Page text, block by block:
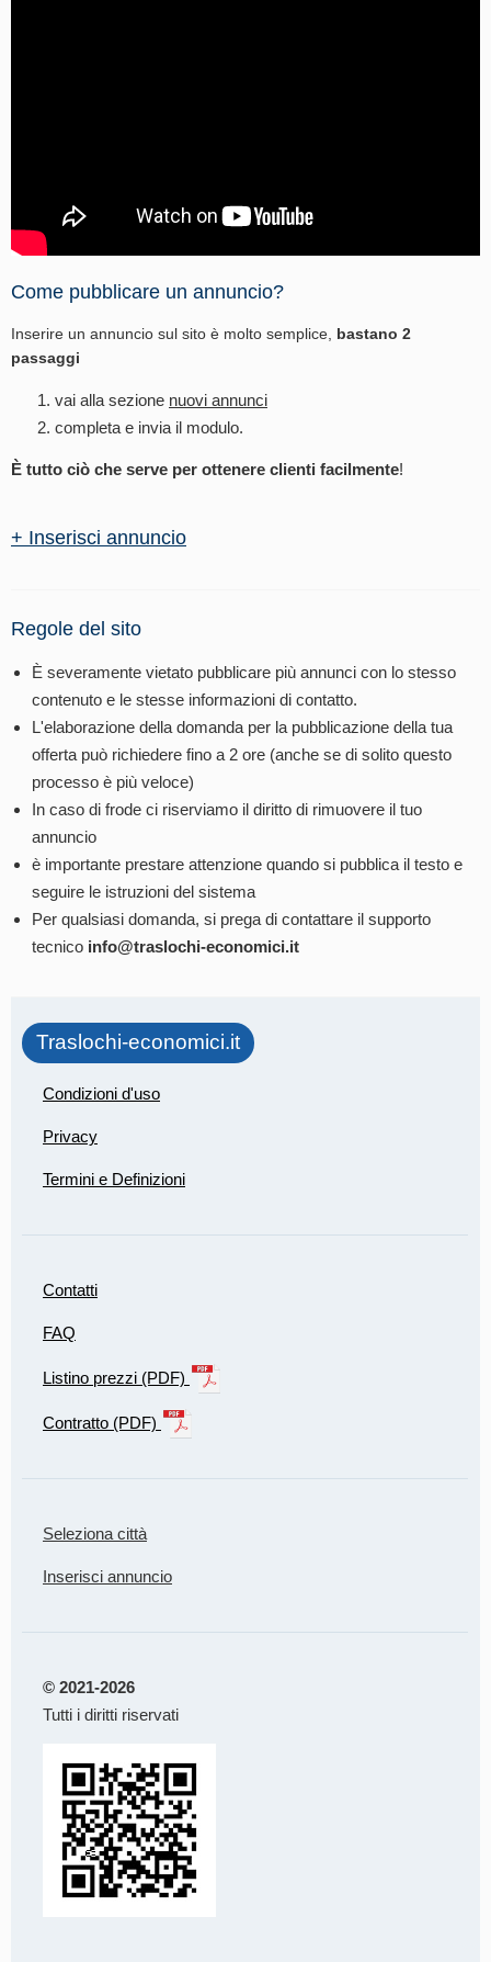
Come pubblicare un annuncio?
Inserire un annuncio sul sito è molto semplice, bastano 2
passaggi
vai alla sezione nuovi annunci
completa e invia il modulo.
È tutto ciò che serve per ottenere clienti facilmente!
+ Inserisci annuncio
Regole del sito
È severamente vietato pubblicare più annunci con lo stesso
contenuto e le stesse informazioni di contatto.
L'elaborazione della domanda per la pubblicazione della tua
offerta può richiedere fino a 2 ore (anche se di solito questo
processo è più veloce)
In caso di frode ci riserviamo il diritto di rimuovere il tuo
annuncio
è importante prestare attenzione quando si pubblica il testo e
seguire le istruzioni del sistema
Per qualsiasi domanda, si prega di contattare il supporto
tecnico info@traslochi-economici.it
Traslochi-economici.it
Condizioni d'uso
Privacy
Termini e Definizioni
Contatti
FAQ
Listino prezzi (PDF)
Contratto (PDF)
Seleziona città
Inserisci annuncio
© 2021-2026
Tutti i diritti riservati